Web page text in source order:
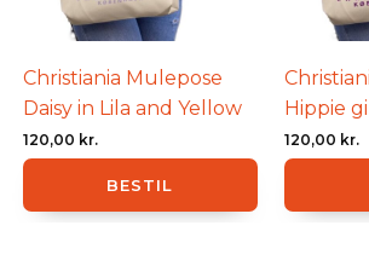
Christiania Mulepose
Daisy in Lila and Yellow
120,00 kr.
BESTIL
Hippie
120,00 kr.